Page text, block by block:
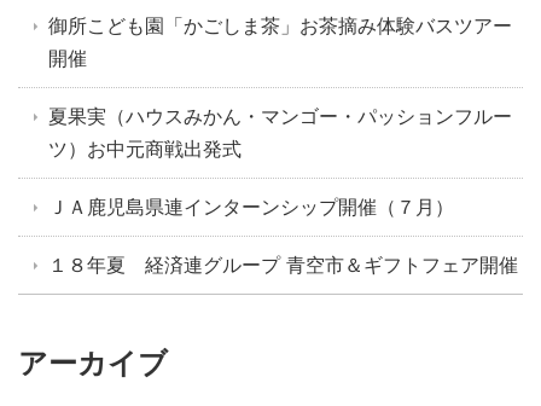
御所こども園「かごしま茶」お茶摘み体験バスツアー
開催
夏果実（ハウスみかん・マンゴー・パッションフルー
ツ）お中元商戦出発式
ＪＡ鹿児島県連インターンシップ開催（７月）
１８年夏 経済連グループ 青空市＆ギフトフェア開催
アーカイブ